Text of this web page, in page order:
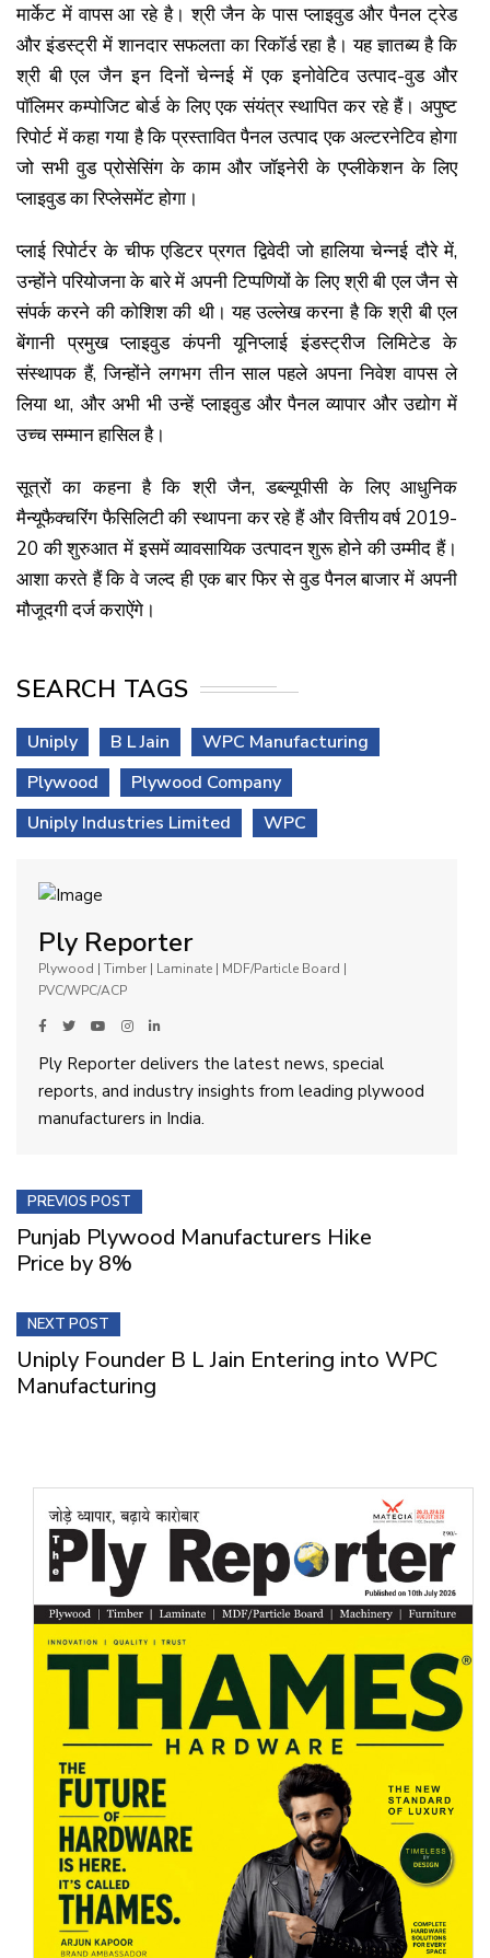
मार्केट में वापस आ रहे है। श्री जैन के पास प्लाइवुड और पैनल ट्रेड
और इंडस्ट्री में शानदार सफलता का रिकॉर्ड रहा है। यह ज्ञातब्य है कि
श्री बी एल जैन इन दिनों चेन्नई में एक इनोवेटिव उत्पाद-वुड और
पॉलिमर कम्पोजिट बोर्ड के लिए एक संयंत्र स्थापित कर रहे हैं। अपुष्ट
रिपोर्ट में कहा गया है कि प्रस्तावित पैनल उत्पाद एक अल्टरनेटिव होगा
जो सभी वुड प्रोसेसिंग के काम और जॉइनेरी के एप्लीकेशन के लिए
प्लाइवुड का रिप्लेसमेंट होगा।
प्लाई रिपोर्टर के चीफ एडिटर प्रगत द्विवेदी जो हालिया चेन्नई दौरे में,
उन्होंने परियोजना के बारे में अपनी टिप्पणियों के लिए श्री बी एल जैन से
संपर्क करने की कोशिश की थी। यह उल्लेख करना है कि श्री बी एल
बेंगानी प्रमुख प्लाइवुड कंपनी यूनिप्लाई इंडस्ट्रीज लिमिटेड के
संस्थापक हैं, जिन्होंने लगभग तीन साल पहले अपना निवेश वापस ले
लिया था, और अभी भी उन्हें प्लाइवुड और पैनल व्यापार और उद्योग में
उच्च सम्मान हासिल है।
सूत्रों का कहना है कि श्री जैन, डब्ल्यूपीसी के लिए आधुनिक
मैन्यूफैक्चरिंग फैसिलिटी की स्थापना कर रहे हैं और वित्तीय वर्ष 2019-
20 की शुरुआत में इसमें व्यावसायिक उत्पादन शुरू होने की उम्मीद हैं।
आशा करते हैं कि वे जल्द ही एक बार फिर से वुड पैनल बाजार में अपनी
मौजूदगी दर्ज कराऐंगे।
SEARCH TAGS
Uniply B L Jain
WPC Manufacturing
Plywood
Plywood Company
Uniply Industries Limited
WPC
Ply Reporter
Plywood | Timber | Laminate | MDF/Particle Board |
PVC/WPC/ACP
Ply Reporter delivers the latest news, special
reports, and industry insights from leading plywood
manufacturers in India.
PREVIOS POST
Punjab Plywood Manufacturers Hike
Price by 8%
NEXT POST
Uniply Founder B L Jain Entering into WPC
Manufacturing